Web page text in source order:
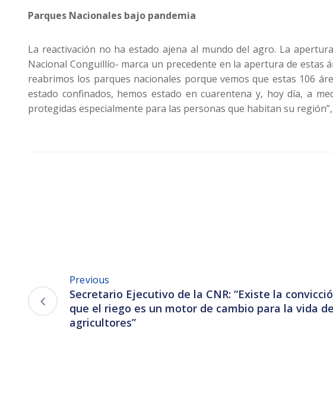
Parques Nacionales bajo pandemia
La reactivación no ha estado ajena al mundo del agro. La
Nacional Conguillío- marca un precedente en la apertura de estas
reabrimos los parques nacionales porque vemos que estas 106
estado confinados, hemos estado en cuarentena y, hoy día, a
protegidas especialmente para las personas que habitan su
Previous
Secretario Ejecutivo de la CNR: “Existe la
que el riego es un motor de cambio para la vida
agricultores”